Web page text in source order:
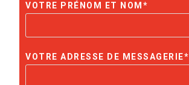
VOTRE PRÉNOM ET NOM*
VOTRE ADRESSE DE MESSAGERIE*